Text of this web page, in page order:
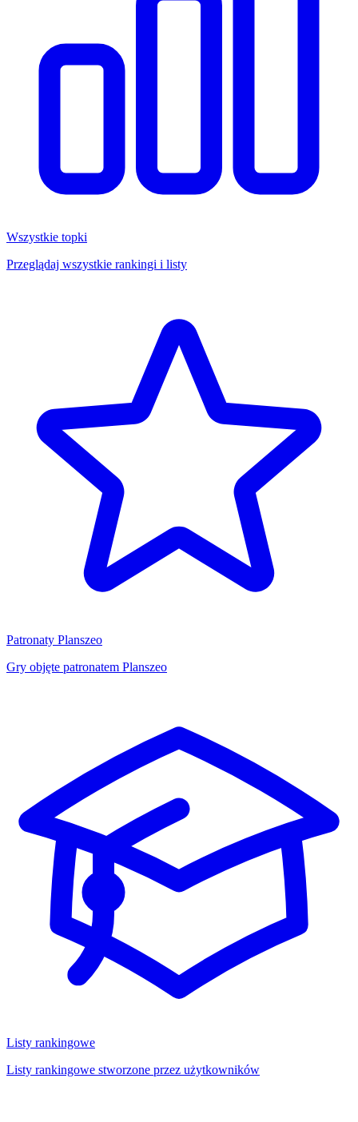
Wszystkie topki
Przeglądaj wszystkie rankingi i listy
Patronaty Planszeo
Gry objęte patronatem Planszeo
Listy rankingowe
Listy rankingowe stworzone przez użytkowników